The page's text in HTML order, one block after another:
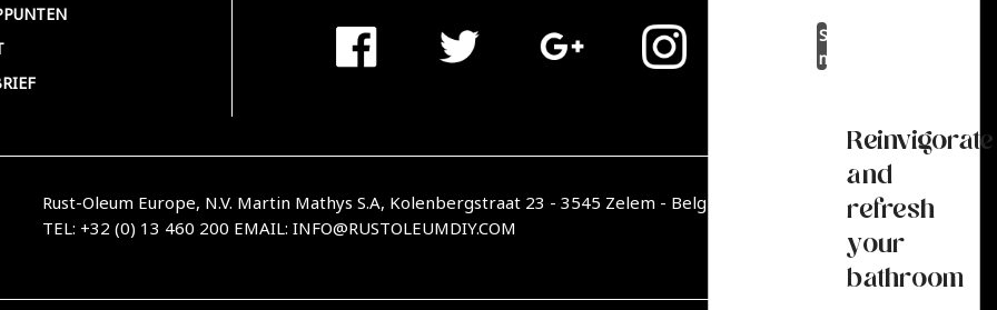
Shop
now
Reinvigorate
and
refresh
your
bathroom
Rust-Oleum Europe, N.V. Martin Mathys S.A, Kolenbergstraat 23 - 3545 Zelem - België
TEL: +32 (0) 13 460 200 EMAIL: INFO@RUSTOLEUMDIY.COM